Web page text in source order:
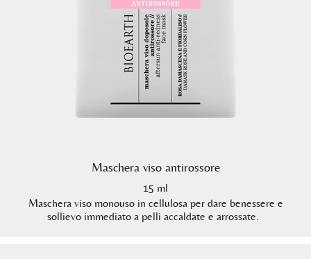
Maschera viso antirossore
15 ml
Maschera viso monouso in cellulosa per dare benessere e
sollievo immediato a pelli accaldate e arrossate.